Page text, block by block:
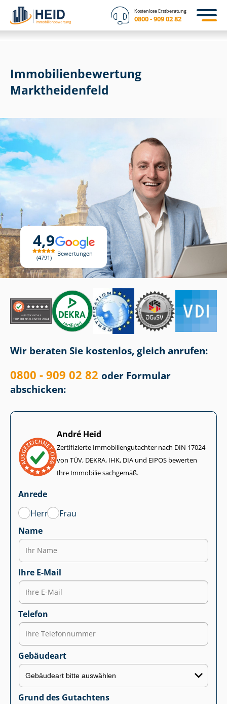
Kostenlose Erstberatung
0800 - 909 02 82
4,9
4791
Bewertungen
Immobilien­bewertung
Marktheidenfeld
Wir beraten Sie kostenlos, gleich anrufen:
0800 - 909 02 82 oder Formular
abschicken:
André Heid
Zertifizierte Im­mo­bi­li­en­gut­ach­ter nach DIN 17024
von TÜV, DEKRA, IHK, DIA und EIPOS bewerten
Ihre Immobilie sachgemäß.
Anrede
Herr
Frau
Name
Ihre E-Mail
Telefon
Gebäudeart
Grund des Gutachtens